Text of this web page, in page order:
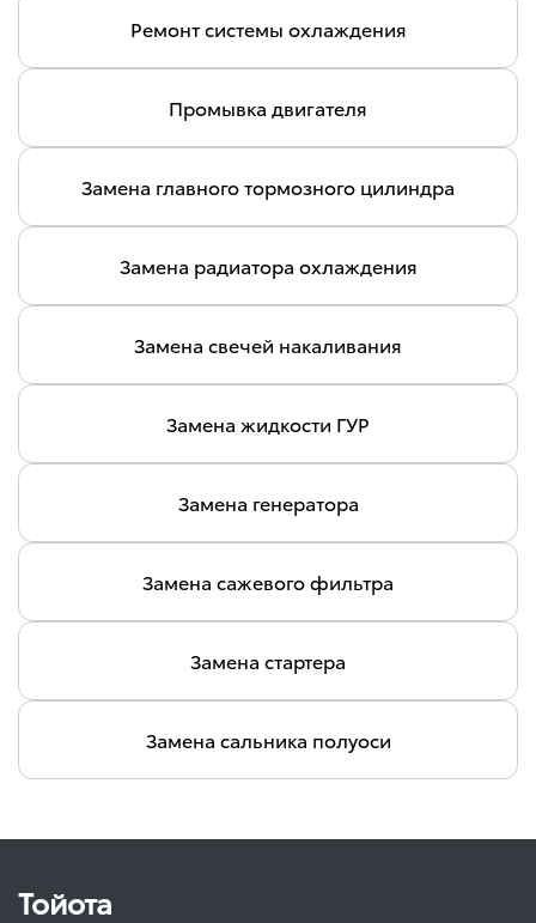
Ремонт системы охлаждения
Промывка двигателя
Замена главного тормозного цилиндра
Замена радиатора охлаждения
Замена свечей накаливания
Замена жидкости ГУР
Замена генератора
Замена сажевого фильтра
Замена стартера
Замена сальника полуоси
Тойота